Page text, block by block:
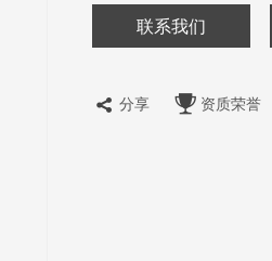
联系我们
分享 资质荣誉